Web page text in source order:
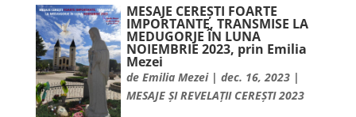
MESAJE CEREȘTI FOARTE
IMPORTANTE, TRANSMISE LA
MEDUGORJE ÎN LUNA
NOIEMBRIE 2023, prin Emilia
Mezei
deEmilia Mezei|dec. 16, 2023 |
MESAJE ȘI REVELAȚII CEREȘTI 2023